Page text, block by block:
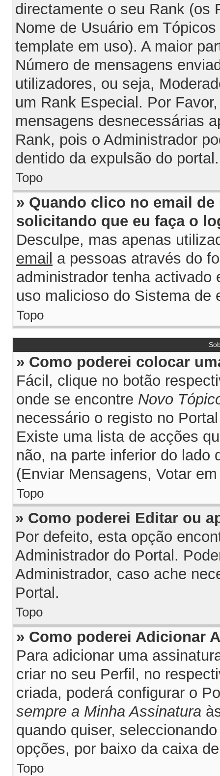
directamente o seu Rank (os
Nome de Usuário em
template em uso). A maior
Número de mensagens
utilizadores, ou seja,
um Rank Especial. Por
mensagens desnecessárias
Rank, pois o Administrador
dentido da expulsão do portal.
Topo
» Quando clico no email
solicitando que eu faça o
Desculpe, mas apenas
email a pessoas através do
administrador tenha
uso malicioso do Sistema de
Topo
» Como poderei colocar
Fácil, clique no botão
onde se encontre Novo
necessário o registo no
Existe uma lista de acções
não, na parte inferior do lado
(Enviar Mensagens, Votar
Topo
» Como poderei Editar ou
Por defeito, esta opção
Administrador do Portal.
Administrador, caso ache
Portal.
Topo
» Como poderei Adicionar
Para adicionar uma
criar no seu Perfil, no
criada, poderá configurar o
sempre a Minha Assinatura
quando quiser, seleccionando
opções, por baixo da caixa
Topo